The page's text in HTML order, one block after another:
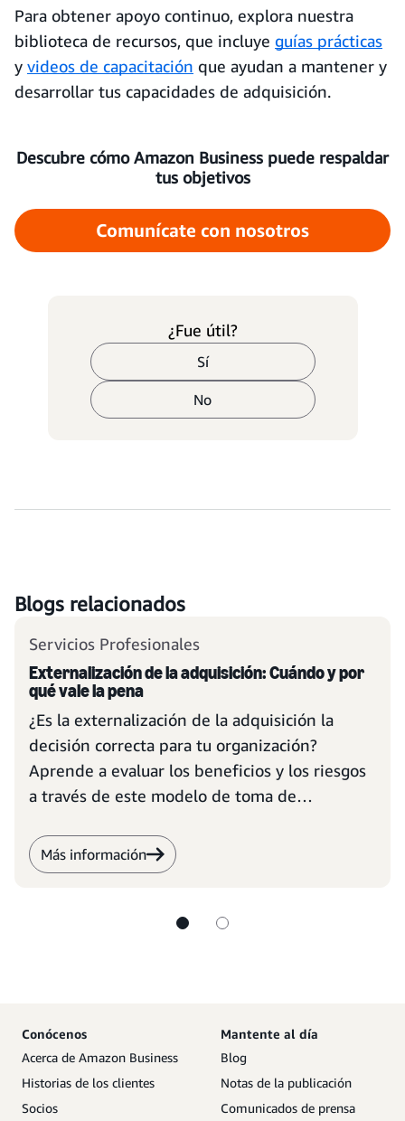
Para obtener apoyo continuo, explora nuestra
biblioteca de recursos, que incluye guías prácticas
y videos de capacitación que ayudan a mantener y
desarrollar tus capacidades de adquisición.
Descubre cómo Amazon Business puede respaldar
tus objetivos
Comunícate con nosotros
¿Fue útil?
Sí
No
Blogs relacionados
Servicios Profesionales
Externalización de la adquisición: Cuándo y por
qué vale la pena
¿Es la externalización de la adquisición la
decisión correcta para tu organización?
Aprende a evaluar los beneficios y los riesgos
a través de este modelo de toma de
Más información
Conócenos
Acerca de Amazon Business
Historias de los clientes
Socios
Mantente al día
Blog
Notas de la publicación
Comunicados de prensa